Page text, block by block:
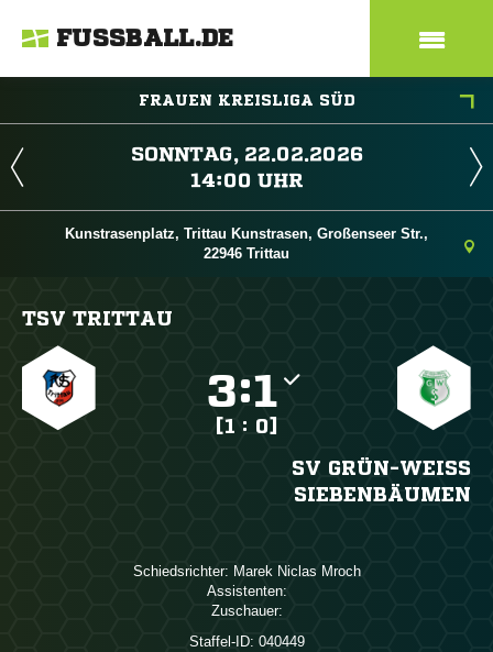
FUSSBALL.DE
FRAUEN KREISLIGA SÜD
 
 
Kunstrasenplatz, Trittau Kunstrasen, Großenseer Str.,
22946 Trittau
TSV TRITTAU
:
[1 : 0]
SV GRÜN-WEISS S
IEBENBÄUMEN
Schiedsrichter:   
Assistenten:
Zuschauer:
Staffel-ID: 040449